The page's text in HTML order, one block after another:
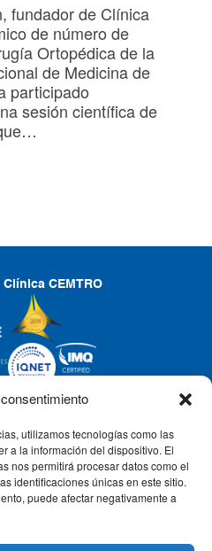
utilizamos tecnologías como las
a la información del dispositivo. El
nos permitirá procesar datos como el
identificaciones únicas en este sitio.
puede afectar negativamente a
fundador de Clínica
de número de
Ortopédica de la
de Medicina de
participado
sesión científica de
CEMTRO